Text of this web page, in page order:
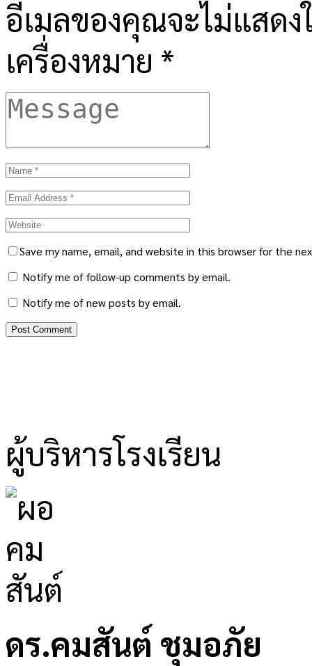
อีเมลของคุณจะไม่แสด
เครื่องหมาย *
Save my name, email, and website in this browser for the
Notify me of follow-up comments by email.
Notify me of new posts by email.
ผู้บริหารโรงเรียน
ดร.คมสันต์ ชุมอภัย